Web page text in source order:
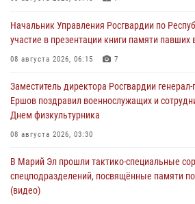
Начальник Управления Росгвардии по
участие в презентации книги памяти павших
08 августа 2026, 06:15 7
Заместитель директора Росгвардии
Ершов поздравил военнослужащих и
Днем физкультурника
08 августа 2026, 03:30
В Марий Эл прошли тактико-специальные
спецподразделений, посвящённые памяти
(видео)